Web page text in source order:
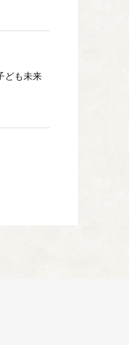
ども未来
」をめざ